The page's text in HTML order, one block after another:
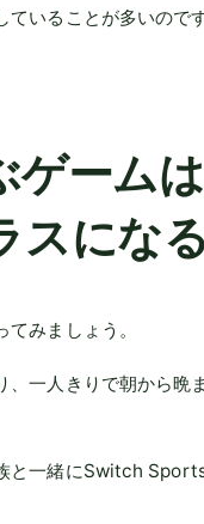
いることが多いのです
ゲーム
スにな
みましょう。
、一人きりで朝から晩
と一緒にSwitch